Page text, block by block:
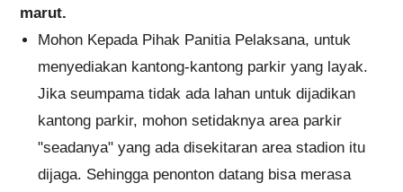
marut.
Mohon Kepada Pihak Panitia Pelaksana, untuk
menyediakan kantong-kantong parkir yang layak.
Jika seumpama tidak ada lahan untuk dijadikan
kantong parkir, mohon setidaknya area parkir
"seadanya" yang ada disekitaran area stadion itu
dijaga. Sehingga penonton datang bisa merasa